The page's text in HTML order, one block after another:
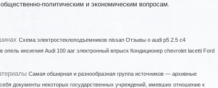
политическим и экономическим вопросам.
Схема электростеклоподъемников nissan Отзывы о audi р5 2.5 c4
опель инсигния Audi 100 aar электронный впрыск Кондиционер chevrolet lacetti Ford
Самая обширная и разнообразная группа источников — архивные
документы некоторых государственных учреждений, имевших отношение к